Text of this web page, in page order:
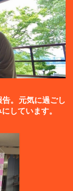
。元気に過ごし
しています。